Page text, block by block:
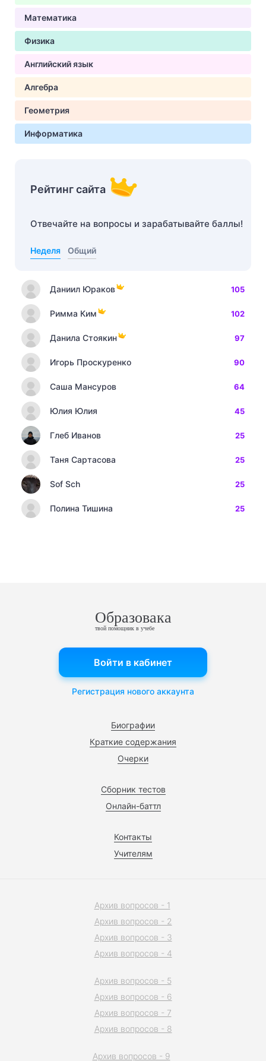
Математика
Физика
Английский язык
Алгебра
Геометрия
Информатика
Рейтинг сайта
Отвечайте на вопросы и зарабатывайте баллы!
Неделя Общий
Даниил Юраков 105
Римма Ким 102
Данила Стоякин 97
Игорь Проскуренко 90
Саша Мансуров 64
Юлия Юлия 45
Глеб Иванов 25
Таня Сартасова 25
Sof Sch 25
Полина Тишина 25
Образовака
твой помощник в учебе
Биографии
Краткие содержания
Очерки
Сборник тестов
Онлайн-баттл
Контакты
Учителям
Войти в кабинет
Регистрация нового аккаунта
Архив вопросов - 1
Архив вопросов - 2
Архив вопросов - 3
Архив вопросов - 4
Архив вопросов - 5
Архив вопросов - 6
Архив вопросов - 7
Архив вопросов - 8
Архив вопросов - 9